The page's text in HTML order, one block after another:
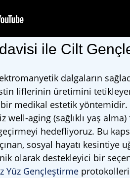
ile Cilt
dalgaların
liflerinin üretimini
medikal estetik
aging (sağlıklı yaş
hedefliyoruz. Bu
sosyal hayatı kesintiye
olarak destekleyici bir
Yüz Gençleştirme